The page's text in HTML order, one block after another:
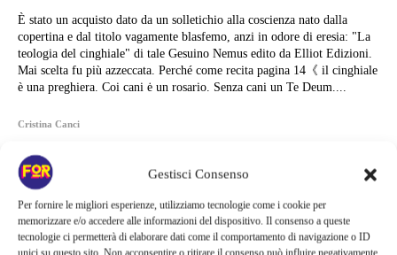
Gestisci Consenso
Per fornire le migliori esperienze, utilizziamo tecnologie come i cookie per
memorizzare e/o accedere alle informazioni del dispositivo. Il consenso a queste
tecnologie ci permetterà di elaborare dati come il comportamento di navigazione o ID
unici su questo sito. Non acconsentire o ritirare il consenso può influire negativamente
È stato un acquisto dato da un solletichio alla coscienza nato dalla
copertina e dal titolo vagamente blasfemo, anzi in odore di eresia: "La
teologia del cinghiale" di tale Gesuino Nemus edito da Elliot Edizioni.
Mai scelta fu più azzeccata. Perché come recita pagina 14《 il cinghiale
è una preghiera. Coi cani ė un rosario. Senza cani un Te Deum....
Cristina Canci